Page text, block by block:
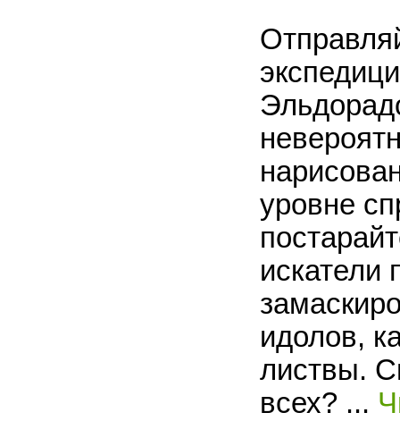
уровне
искатели
идолов,
листвы.
всех? ...